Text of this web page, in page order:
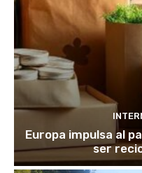
Europa impulsa al
ser